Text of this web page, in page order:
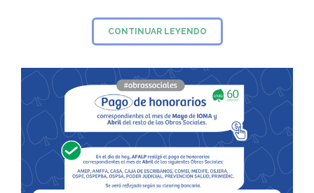
CONTINUAR LEYENDO